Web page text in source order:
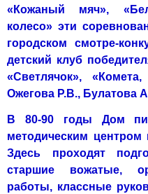
«Кожаный мяч»,
колесо» ­эти
городском смотре-
детский клуб
«Светлячок»,
Ожегова Р.В., Булатова
В 80-90 годы Дом
методическим
Здесь проходят
старшие вожатые,
работы, классные